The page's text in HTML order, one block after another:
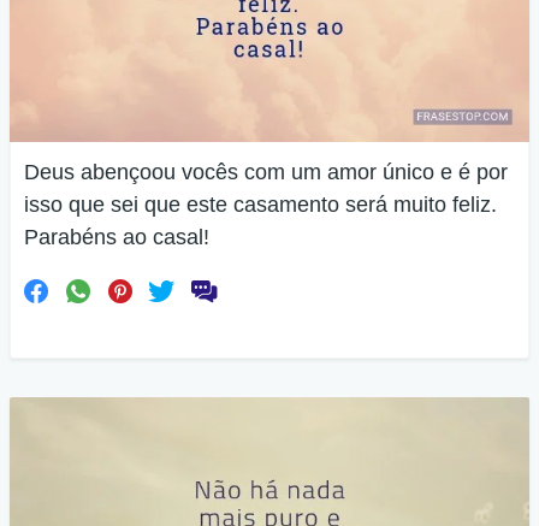
Deus abençoou vocês com um amor único e é por
isso que sei que este casamento será muito feliz.
Parabéns ao casal!